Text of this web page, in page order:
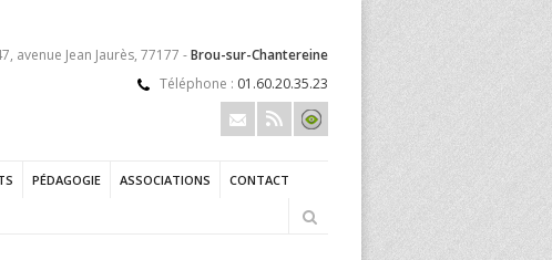
avenue Jean Jaurès, 77177 -Brou-sur-Chantereine
Téléphone : 01.60.20.35.23
PÉDAGOGIE ASSOCIATIONS CONTACT